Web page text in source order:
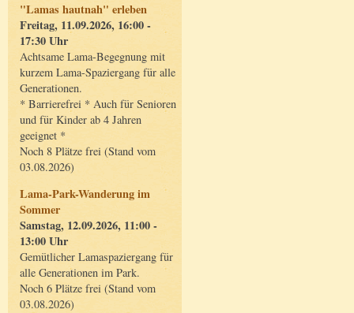
"Lamas hautnah" erleben
Freitag, 11.09.2026, 16:00 -
17:30 Uhr
Achtsame Lama-Begegnung mit
kurzem Lama-Spaziergang für alle
Generationen.
* Barrierefrei * Auch für Senioren
und für Kinder ab 4 Jahren
geeignet *
Noch 8 Plätze frei (Stand vom
03.08.2026)
Lama-Park-Wanderung im
Sommer
Samstag, 12.09.2026, 11:00 -
13:00 Uhr
Gemütlicher Lamaspaziergang für
alle Generationen im Park.
Noch 6 Plätze frei (Stand vom
03.08.2026)